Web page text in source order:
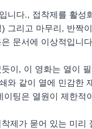
니다., 접착제를 활성
그리고 마무리, 반짝
문서에 이상적입니
이, 이 영화는 열이
와 같이 열에 민감한
팅은 열원이 제한적
제가 묻어 있는 미리